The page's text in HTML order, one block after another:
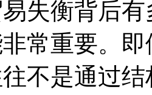
失衡背后
常重要。
不是通过